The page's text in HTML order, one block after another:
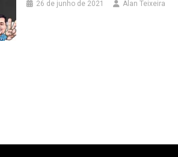
26 de junho de 2021 Alan Teixeira